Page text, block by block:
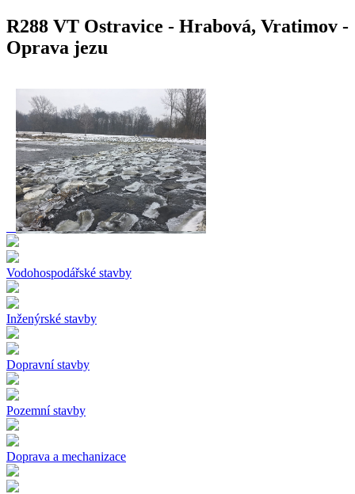
R288 VT Ostravice - Hrabová, Vratimov -
Oprava jezu
Vodohospodářské stavby
Inženýrské stavby
Dopravní stavby
Pozemní stavby
Doprava a mechanizace